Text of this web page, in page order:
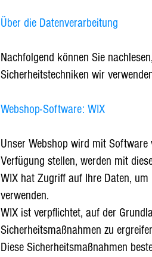
Über die Datenverarbeitung
Nachfolgend können Sie
Sicherheitstechniken wir
Webshop-Software: WIX
Unser Webshop wird mit Software
Verfügung stellen, werden mit
WIX hat Zugriff auf Ihre Daten,
verwenden.
WIX ist verpflichtet, auf der
Sicherheitsmaßnahmen zu
Diese Sicherheitsmaßnahmen